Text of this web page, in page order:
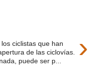
›
ciclistas que han
de las ciclovías.
puede ser p...